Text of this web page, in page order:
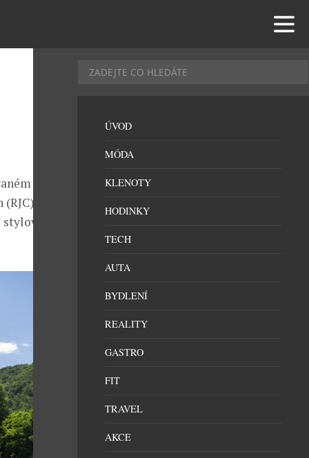
Tento
ÚVOD
MÓDA
KLENOTY
HODINKY
TECH
AUTA
BYDLENÍ
REALITY
GASTRO
FIT
TRAVEL
AKCE